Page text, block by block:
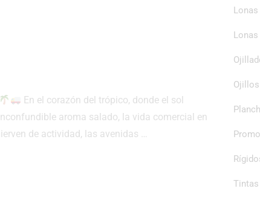
En el corazón del trópico, donde el sol
aroma salado, la vida comercial en
de actividad, las avenidas …